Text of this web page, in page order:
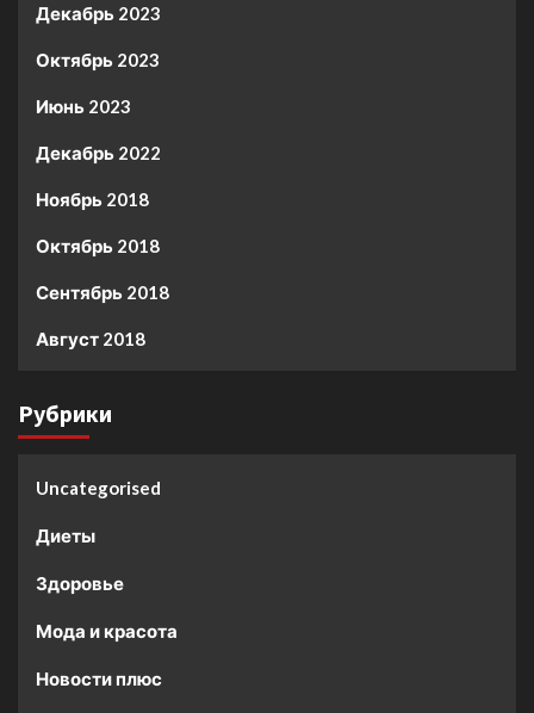
Декабрь 2023
Октябрь 2023
Июнь 2023
Декабрь 2022
Ноябрь 2018
Октябрь 2018
Сентябрь 2018
Август 2018
Рубрики
Uncategorised
Диеты
Здоровье
Мода и красота
Новости плюс